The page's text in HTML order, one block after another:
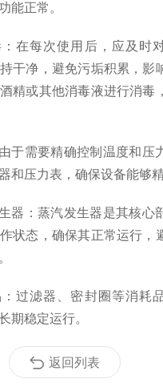
能正常。
每次使用后，应及时
干净，避免污垢积累，影
精或其他消毒液进行消毒
需要精确控制温度和压
和压力表，确保设备能够精
：蒸汽发生器是其核心
状态，确保其正常运行，
滤器、密封圈等消耗
期稳定运行。
返回列表